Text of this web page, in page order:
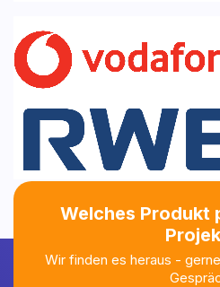
Welches Produkt
Wir finden es heraus -